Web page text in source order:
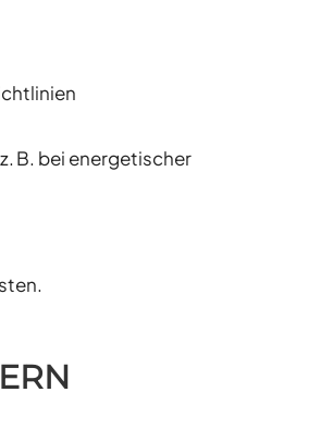
B. bei energetischer